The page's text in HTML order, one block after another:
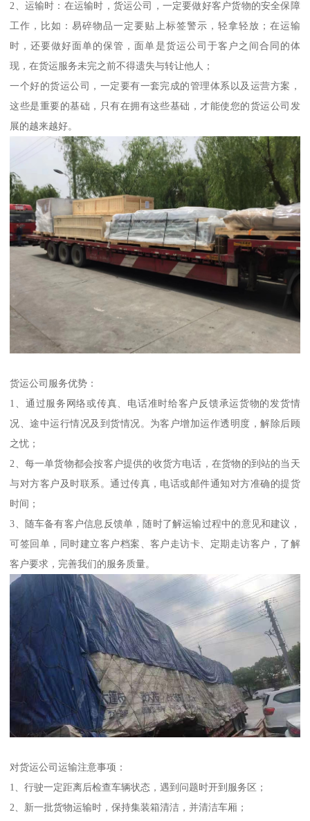
2、运输时：在运输时，货运公司，一定要做好客户货物的安全保障
工作，比如：易碎物品一定要贴上标签警示，轻拿轻放；在运输
时，还要做好面单的保管，面单是货运公司于客户之间合同的体
现，在货运服务未完之前不得遗失与转让他人；
一个好的货运公司，一定要有一套完成的管理体系以及运营方案，
这些是重要的基础，只有在拥有这些基础，才能使您的货运公司发
展的越来越好。
货运公司服务优势：
1、通过服务网络或传真、电话准时给客户反馈承运货物的发货情
况、途中运行情况及到货情况。为客户增加运作透明度，解除后顾
之忧；
2、每一单货物都会按客户提供的收货方电话，在货物的到站的当天
与对方客户及时联系。通过传真，电话或邮件通知对方准确的提货
时间；
3、随车备有客户信息反馈单，随时了解运输过程中的意见和建议，
可签回单，同时建立客户档案、客户走访卡、定期走访客户，了解
客户要求，完善我们的服务质量。
对货运公司运输注意事项：
1、行驶一定距离后检查车辆状态，遇到问题时开到服务区；
2、新一批货物运输时，保持集装箱清洁，并清洁车厢；